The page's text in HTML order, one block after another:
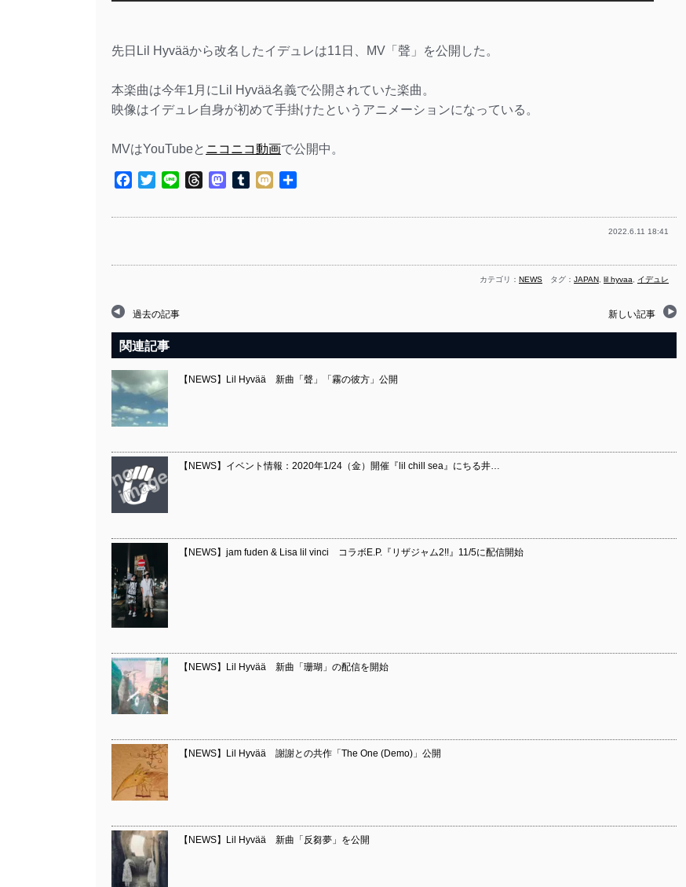
先日Lil Hyvääから改名したイデュレは11日、MV「聲」を公開した。
本楽曲は今年1月にLil Hyvää名義で公開されていた楽曲。
映像はイデュレ自身が初めて手掛けたというアニメーションになっている。
MVはYouTubeと ニコニコ動画で公開中。
Facebook
TwitterLine ThreadsMastodon
TumblrMixi
2022.6.11 18:41
カテゴリ： NEWS タグ： JAPAN lil hyvaa イデュレ
過去の記事 新しい記事
関連記事
【NEWS】Lil Hyvää 新曲「聲」「霧の彼方」公開
【NEWS】イベント情報：2020年1/24（金）開催『lil chill sea』にちる井…
【NEWS】jam fuden & Lisa lil vinci コラボE.P.『リザジャム2!!』11/5に配信開始
【NEWS】Lil Hyvää 新曲「珊瑚」の配信を開始
【NEWS】Lil Hyvää 謝謝との共作「The One (Demo)」公開
【NEWS】Lil Hyvää 新曲「反芻夢」を公開